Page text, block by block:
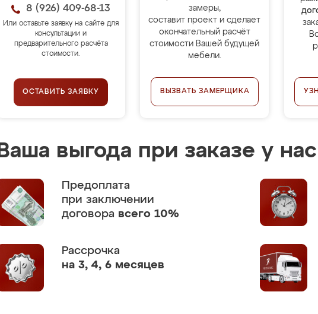
8 (926) 409-68-13
Или оставьте заявку на сайте для
консультации и
предварительного расчёта
стоимости.
ОСТАВИТЬ ЗАЯВКУ
замеры,
составит проект и сделает
окончательный расчёт
стоимости Вашей будущей
мебели.
ВЫЗВАТЬ ЗАМЕРЩИКА
Ваша выгода при заказе у нас
Предоплата
при заключении
договора всего 10%
Рассрочка
на 3, 4, 6 месяцев